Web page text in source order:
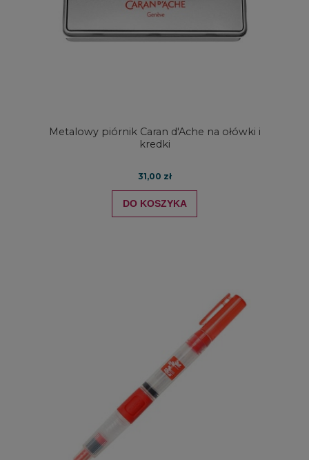
Metalowy piórnik Caran d'Ache na ołówki i
kredki
31,00 zł
DO KOSZYKA